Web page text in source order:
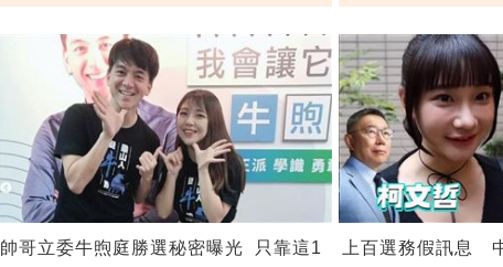
帥哥立委牛煦庭勝選秘密曝光 只靠這1
上百選務假訊息